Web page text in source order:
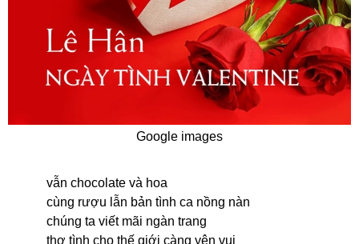
Google images
vẫn chocolate và hoa
cùng rượu lẫn bản tình ca nồng nàn
chúng ta viết mãi ngàn trang
thơ tình cho thế giới càng yên vui